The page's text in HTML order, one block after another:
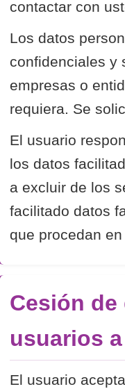
contactar con
Los datos
confidenciales y
empresas o
requiera. Se
El usuario
los datos
a excluir de los
facilitado datos
que procedan
Cesión
usuarios
El usuario